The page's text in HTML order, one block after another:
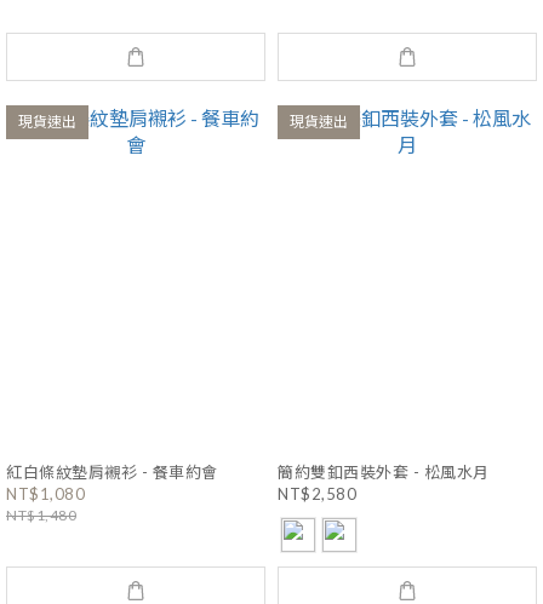
現貨速出
紅白條紋墊肩襯衫 - 餐車約會
NT$1,080
NT$1,480
現貨速出
簡約雙釦西裝外套 - 松風水月
NT$2,580